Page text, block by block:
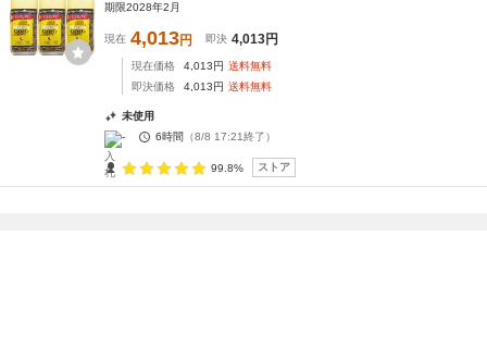
期限2028年2月
現在 4,013円 即決 4,013円
現在価格 4,013円 送料無料
即決価格
4,013円 送料無料
未使用
-
6時間 （8/8 17:21終了）
99.8% ストア